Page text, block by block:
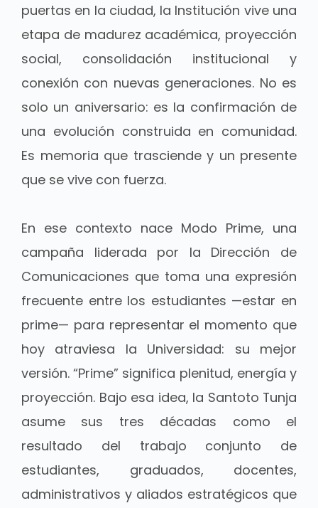
puertas en la ciudad, la Institución vive una
etapa de madurez académica, proyección
social, consolidación institucional y
conexión con nuevas generaciones. No es
solo un aniversario: es la confirmación de
una evolución construida en comunidad.
Es memoria que trasciende y un presente
que se vive con fuerza.
En ese contexto nace Modo Prime, una
campaña liderada por la Dirección de
Comunicaciones que toma una expresión
frecuente entre los estudiantes —estar en
prime— para representar el momento que
hoy atraviesa la Universidad: su mejor
versión. “Prime” significa plenitud, energía y
proyección. Bajo esa idea, la Santoto Tunja
asume sus tres décadas como el
resultado del trabajo conjunto de
estudiantes, graduados, docentes,
administrativos y aliados estratégicos que